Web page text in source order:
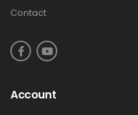
Contact
Account